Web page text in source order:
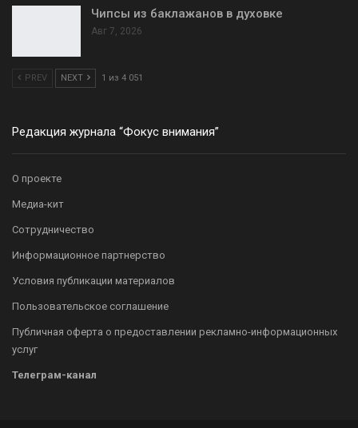
Чипсы из баклажанов в духовке
Авг 7, 2026
PREV NEXT 1 из 4 051
Редакция журнала “Фокус внимания”
О проекте
Медиа-кит
Сотрудничество
Информационное партнерство
Условия публикации материалов
Пользовательское соглашение
Публичная оферта о предоставлении рекламно-информационных
услуг
Телеграм-канал